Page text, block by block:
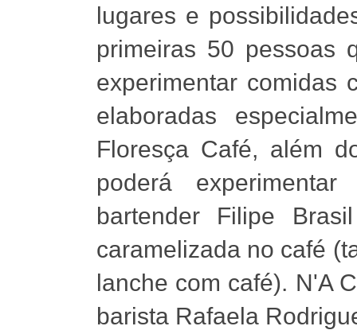
lugares e
primeiras 50 pessoas
experimentar comidas
elaboradas
Floresça Café, além
poderá
bartender Filipe
caramelizada no café
lanche com café). N'A
barista Rafaela